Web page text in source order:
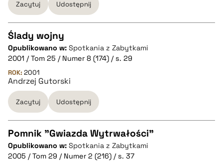
BIBTEX
pobierz cytat
Zacytuj Udostępnij
CZYSTY TEKST
pobierz cytat
BIBTEX
pobierz cytat
Ślady wojny
Opublikowano w: Spotkania z Zabytkami
2001 / Tom 25 / Numer 8 (174) / s. 29
ROK: 2001
Andrzej Gutorski
Zacytuj Udostępnij
CZYSTY TEKST
Pomnik "Gwiazda Wytrwałości"
Opublikowano w: Spotkania z Zabytkami
2005 / Tom 29 / Numer 2 (216) / s. 37